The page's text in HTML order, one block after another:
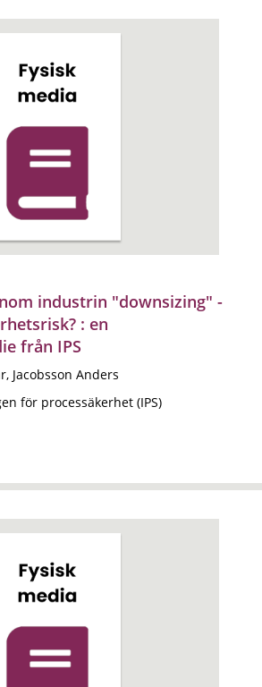
industrin "downsizing" -
: en
från IPS
Jacobsson Anders
för processäkerhet (IPS)